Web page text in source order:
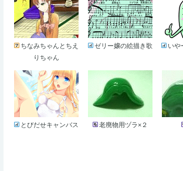
ちなみちゃんとちえ
りちゃん
ゼリー嬢の絵描き歌
いや
とびだせキャンバス 老廃物用ヅラ×２